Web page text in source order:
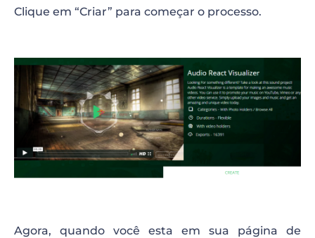
Clique em “Criar” para começar o processo.
Agora, quando você esta em sua página de